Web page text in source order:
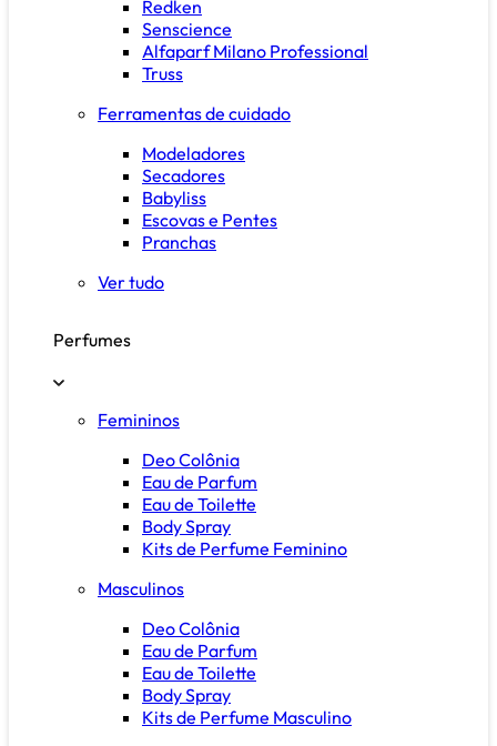
Redken
Senscience
Alfaparf Milano Professional
Truss
Ferramentas de cuidado
Modeladores
Secadores
Babyliss
Escovas e Pentes
Pranchas
Ver tudo
Perfumes
Femininos
Deo Colônia
Eau de Parfum
Eau de Toilette
Body Spray
Kits de Perfume Feminino
Masculinos
Deo Colônia
Eau de Parfum
Eau de Toilette
Body Spray
Kits de Perfume Masculino